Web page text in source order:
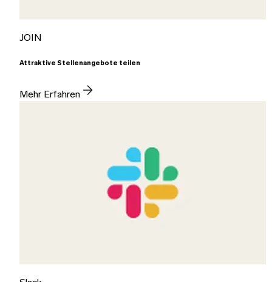
JOIN
Attraktive Stellenangebote teilen
Mehr Erfahren